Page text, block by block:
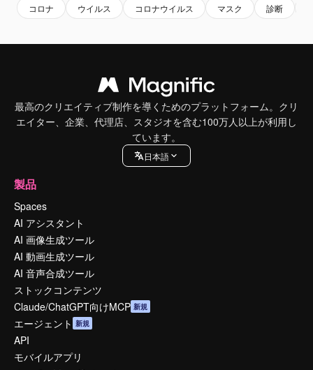
コロナ ウイルス コロナウイルス マスク 診断
最高のクリエイティブ制作を導くためのプラットフォーム。クリ
エイター、企業、代理店、スタジオを含む100万人以上が利用し
ています。
日本語
製品
Spaces
AI アシスタント
AI 画像生成ツール
AI 動画生成ツール
AI 音声合成ツール
ストックコンテンツ
Claude/ChatGPT向けMCP 新規
エージェント 新規
API
モバイルアプリ